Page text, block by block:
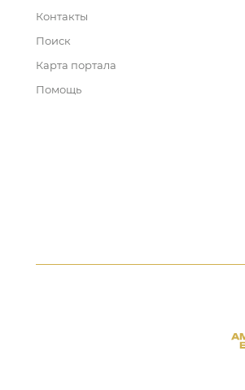
Контакты
Поиск
Карта портала
Помощь